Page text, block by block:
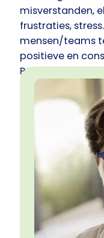
misverstanden,
frustraties,
mensen/teams
positieve en
PCM is daarbij
onmisbare tool.
communicatie
basis voor een
voor elk van
écht werken.
Wil je meer
instrument,